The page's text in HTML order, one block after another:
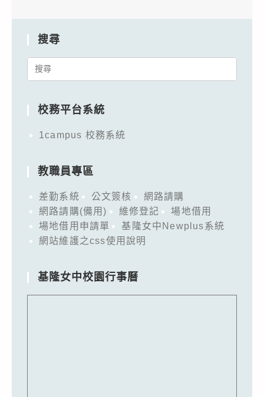
搜尋
Search
校務平台系統
1campus 校務系統
教職員專區
差勤系統 公文簽核
網路請購
網路請購(備用)
維修登記
場地借用
場地借用申請單
基隆女中Newplus系統
網站維護之css使用說明
基隆女中校園行事曆